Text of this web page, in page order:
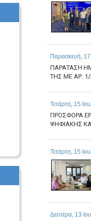
Παρασκευή, 17
ΠΑΡΑΤΑΣΗ
ΤΗΣ ΜΕ ΑΡ. 1/
Τετάρτη, 15
ΠΡΟΣΦΟΡΑ
ΨΗΦΙΑΚΗΣ
Τετάρτη, 15
Δευτέρα, 13